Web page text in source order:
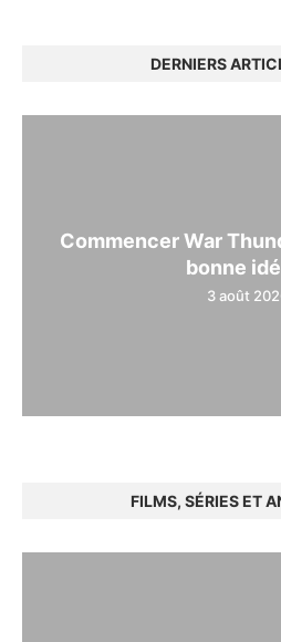
DERNIERS
Commencer War
bonne
3 août
FILMS, SÉRIES ET